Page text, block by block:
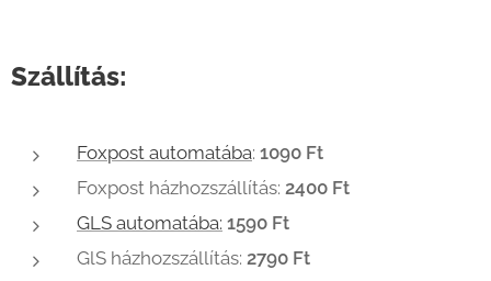
Szállítás:
Foxpost automatába: 1090 Ft
Foxpost házhozszállítás: 2400 Ft
GLS automatába: 1590 Ft
GlS házhozszállítás: 2790 Ft